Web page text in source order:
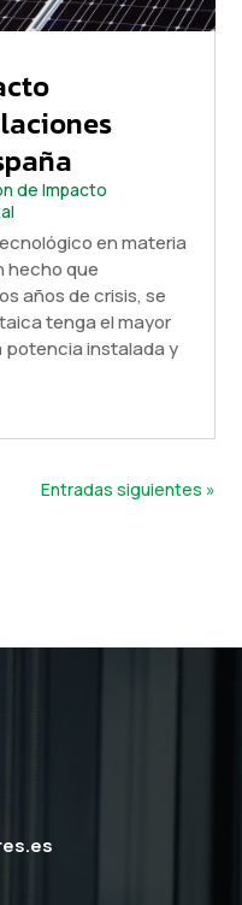
de Impacto
en materia
hecho que
años de crisis, se
tenga el mayor
potencia instalada y
Entradas siguientes »